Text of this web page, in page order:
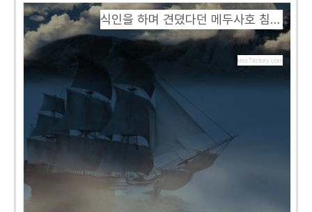
식인을 하며 견뎠다던 메두사호 침몰 사건 - 제리코의 메두사의 뗏목
kiss7.tistory.com